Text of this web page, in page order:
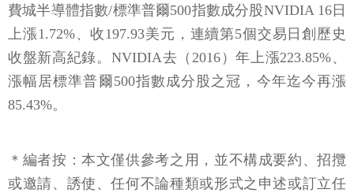
費城半導體指數/標準普爾500指數成分股NVIDIA 16日
上漲1.72%、收197.93美元，連續第5個交易日創歷史
收盤新高紀錄。NVIDIA去（2016）年上漲223.85%、
漲幅居標準普爾500指數成分股之冠，今年迄今再漲
85.43%。
＊編者按：本文僅供參考之用，並不構成要約、招攬
或邀請、誘使、任何不論種類或形式之申述或訂立任